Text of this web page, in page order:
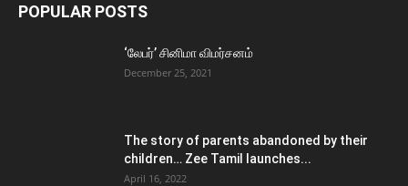
POPULAR POSTS
‘லேபர்’ சினிமா விமர்சனம்
December 25, 2021
The story of parents abandoned by their
children… Zee Tamil launches...
April 16, 2022